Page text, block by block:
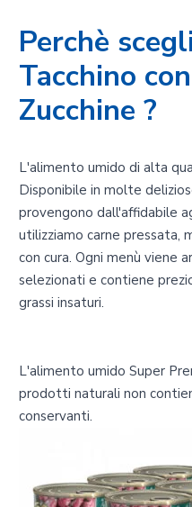
Perchè
Tacchino
Zucchine ?
L'alimento umido di alta
Disponibile in molte
provengono dall'affidabile
utilizziamo carne pressata,
con cura. Ogni menù viene
selezionati e contiene
grassi insaturi.
L'alimento umido Super
prodotti naturali non
conservanti.